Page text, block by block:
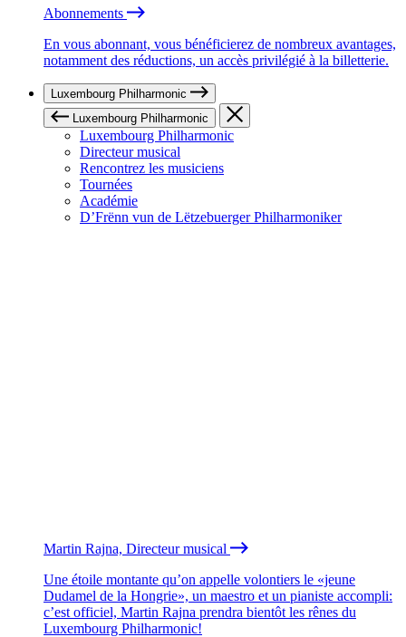
Abonnements
En vous abonnant, vous bénéficierez de nombreux avantages,
notamment des réductions, un accès privilégié à la billetterie.
Luxembourg Philharmonic
Luxembourg Philharmonic
Luxembourg Philharmonic
Directeur musical
Rencontrez les musiciens
Tournées
Académie
D’Frënn vun de Lëtzebuerger Philharmoniker
Martin Rajna, Directeur musical
Une étoile montante qu’on appelle volontiers le «jeune
Dudamel de la Hongrie», un maestro et un pianiste accompli:
c’est officiel, Martin Rajna prendra bientôt les rênes du
Luxembourg Philharmonic!